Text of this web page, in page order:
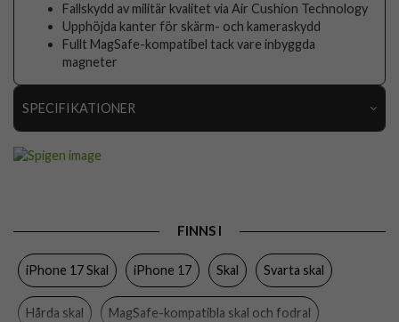
Fallskydd av militär kvalitet via Air Cushion Technology
Upphöjda kanter för skärm- och kameraskydd
Fullt MagSafe-kompatibel tack vare inbyggda
magneter
SPECIFIKATIONER
Färg Genomskinlig, Svart
Hårdplast (PC), Mjukplast (TPU)
FINNS I
iPhone 17 Skal iPhone 17 Skal Svarta skal
Hårda skal MagSafe-kompatibla skal och fodral